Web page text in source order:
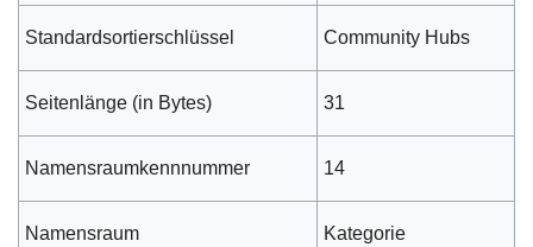
Standardsortierschlüssel Community Hubs
Seitenlänge (in Bytes) 31
Namensraumkennnummer 14
Namensraum Kategorie